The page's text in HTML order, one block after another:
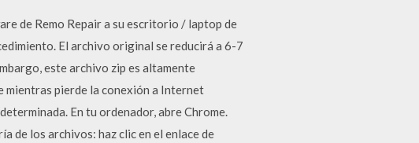
de Remo Repair a su escritorio / laptop de
El archivo original se reducirá a 6-7
este archivo zip es altamente
mientras pierde la conexión a Internet
En tu ordenador, abre Chrome.
de los archivos: haz clic en el enlace de